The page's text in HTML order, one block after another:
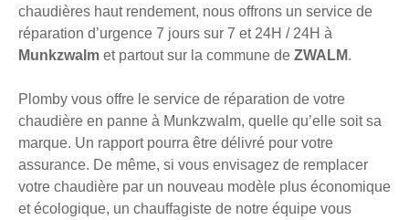
chaudières haut rendement, nous offrons un service de
réparation d’urgence 7 jours sur 7 et 24H / 24H à
Munkzwalm et partout sur la commune de ZWALM.
Plomby vous offre le service de réparation de votre
chaudière en panne à Munkzwalm, quelle qu’elle soit sa
marque. Un rapport pourra être délivré pour votre
assurance. De même, si vous envisagez de remplacer
votre chaudière par un nouveau modèle plus économique
et écologique, un chauffagiste de notre équipe vous